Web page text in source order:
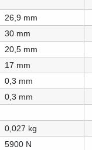
26,9 mm
30 mm
20,5 mm
17 mm
0,3 mm
0,3 mm
0,027 kg
5900 N